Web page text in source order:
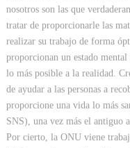
nosotros son las que
tratar de proporcionarle las
realizar su trabajo de forma
proporcionan un estado
lo más posible a la realidad.
de ayudar a las personas a
proporcione una vida lo más
SNS), una vez más el antiguo
Por cierto, la ONU viene